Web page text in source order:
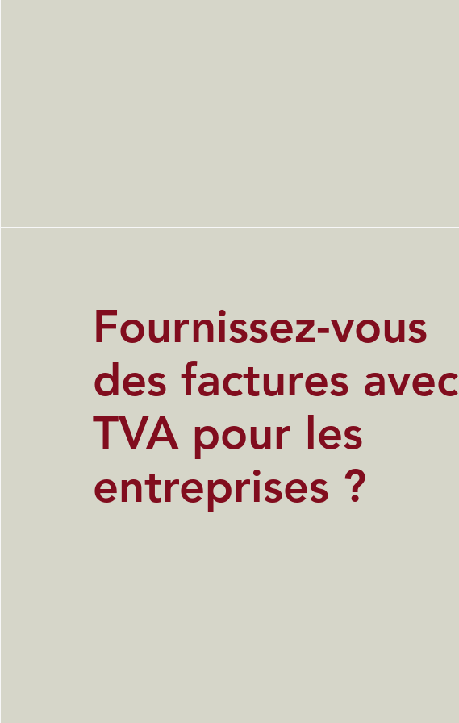
Fournissez-vous
des factures avec
TVA pour les
entreprises ?